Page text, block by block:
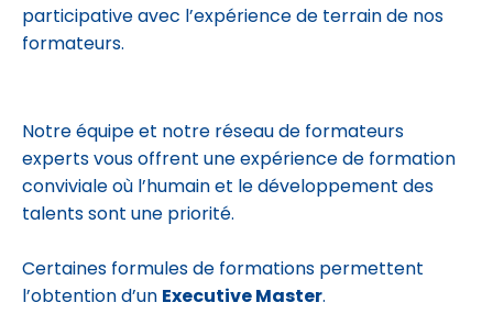
participative avec l’expérience de terrain de nos
formateurs.
Notre équipe et notre réseau de formateurs
experts vous offrent une expérience de formation
conviviale où l’humain et le développement des
talents sont une priorité.
Certaines formules de formations permettent
l’obtention d’un Executive Master.